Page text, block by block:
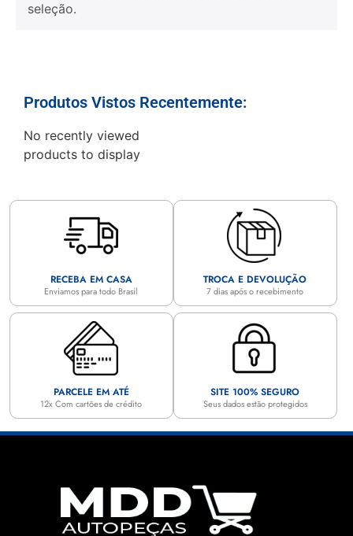
seleção.
Produtos Vistos Recentemente:
No recently viewed
products to display
RECEBA EM CASA
Enviamos para todo Brasil
TROCA E DEVOLUÇÃO
7 dias após o recebimento
PARCELE EM ATÉ
12x Com cartões de crédito
SITE 100% SEGURO
Seus dados estão protegidos